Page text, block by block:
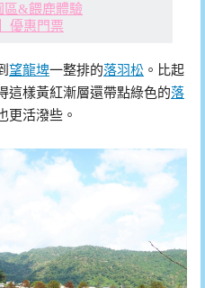
區&餵鹿體驗
優惠門票
望龍埤一整排的落羽松 。比起
這樣黃紅漸層還帶點綠色的落
更活潑些。